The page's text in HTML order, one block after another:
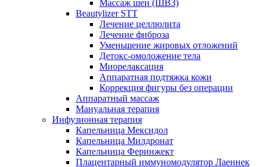
Массаж шеи (ШВЗ)
Beautylizer STT
Лечение целлюлита
Лечение фиброза
Уменьшение жировых отложений
Детокс-омоложение тела
Миорелаксация
Аппаратная подтяжка кожи
Коррекция фигуры без операции
Аппаратный массаж
Мануальная терапия
Инфузионная терапия
Капельница Мексидол
Капельница Милдронат
Капельница Феринжект
Плацентарный иммуномодулятор Лаеннек